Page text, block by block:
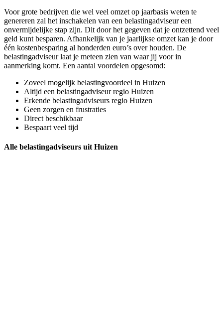
Voor grote bedrijven die wel veel omzet op jaarbasis weten te
genereren zal het inschakelen van een belastingadviseur een
onvermijdelijke stap zijn. Dit door het gegeven dat je ontzettend veel
geld kunt besparen. Afhankelijk van je jaarlijkse omzet kan je door
één kostenbesparing al honderden euro’s over houden. De
belastingadviseur laat je meteen zien van waar jij voor in
aanmerking komt. Een aantal voordelen opgesomd:
Zoveel mogelijk belastingvoordeel in Huizen
Altijd een belastingadviseur regio Huizen
Erkende belastingadviseurs regio Huizen
Geen zorgen en frustraties
Direct beschikbaar
Bespaart veel tijd
Alle belastingadviseurs uit Huizen